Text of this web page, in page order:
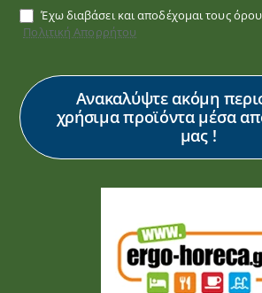
Έχω διαβάσει και αποδέχομαι τους
Πολιτική Απορρήτου
Ανακαλύψτε ακόμη
χρήσιμα προϊόντα μέσα
μας !